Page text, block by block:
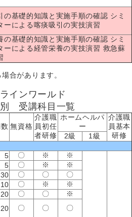
の基礎的知識と実施手順の確認 シミ
ーによる喀痰吸引の実技演習
の基礎的知識と実施手順の確認 シミ
ーによる経管栄養の実技演習 救急蘇
合があります。
インワールド
別 受講科目一覧
無資格
介護職
員初任
者研修
ホームヘルパ
ー
介護職
員基本
研修
2級
1級
5 〇 ※ ※
5 〇 ※
※
30 〇 〇
〇
10 〇 ※
※
20 〇 〇
※
20 〇 〇
〇